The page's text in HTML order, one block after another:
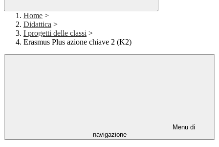
Home >
Didattica >
I progetti delle classi >
Erasmus Plus azione chiave 2 (K2)
Menu di
navigazione